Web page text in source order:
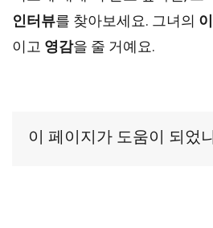
인터뷰를 찾아보세요. 그녀의
이고 영감을 줄 거예요.
이 페이지가 도움이 되었